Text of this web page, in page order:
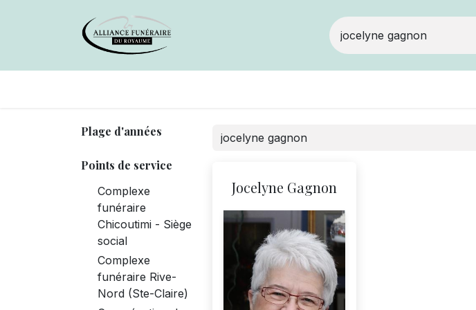
Plage d'années
Points de service
Complexe
funéraire
Chicoutimi - Siège
social
Complexe
funéraire Rive-
Nord (Ste-Claire)
Jocelyne Gagnon